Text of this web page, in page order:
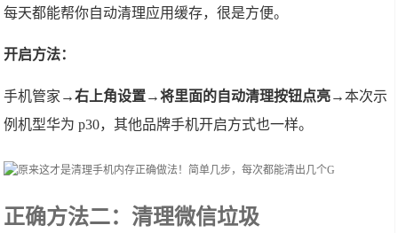
每天都能帮你自动清理应用缓存，很是方便。
开启方法：
手机管家→右上角设置→将里面的自动清理按钮点亮→本次示
例机型华为 p30，其他品牌手机开启方式也一样。
正确方法二：清理微信垃圾